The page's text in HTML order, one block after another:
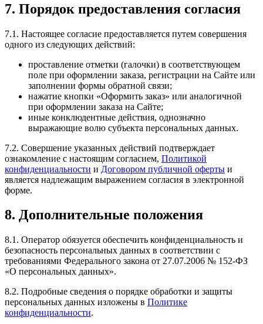
7. Порядок предоставления согласия
7.1. Настоящее согласие предоставляется путем совершения
одного из следующих действий:
проставление отметки (галочки) в соответствующем
поле при оформлении заказа, регистрации на Сайте или
заполнении формы обратной связи;
нажатие кнопки «Оформить заказ» или аналогичной
при оформлении заказа на Сайте;
иные конклюдентные действия, однозначно
выражающие волю субъекта персональных данных.
7.2. Совершение указанных действий подтверждает
ознакомление с настоящим согласием, Политикой
конфиденциальности и Договором публичной оферты и
является надлежащим выражением согласия в электронной
форме.
8. Дополнительные положения
8.1. Оператор обязуется обеспечить конфиденциальность и
безопасность персональных данных в соответствии с
требованиями Федерального закона от 27.07.2006 № 152-ФЗ
«О персональных данных».
8.2. Подробные сведения о порядке обработки и защиты
персональных данных изложены в Политике
конфиденциальности.